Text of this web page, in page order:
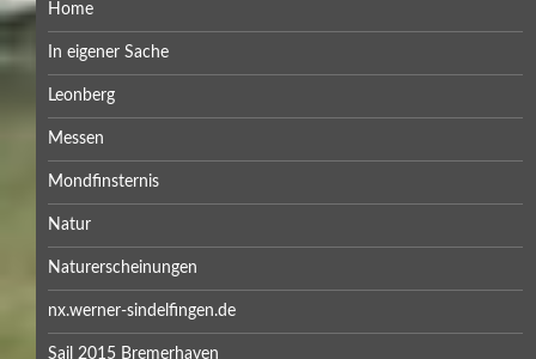
Home
In eigener Sache
Leonberg
Messen
Mondfinsternis
Natur
Naturerscheinungen
nx.werner-sindelfingen.de
Sail 2015 Bremerhaven